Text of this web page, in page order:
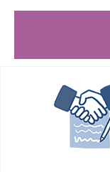
《模式识
诊断等
法，还
（CNN